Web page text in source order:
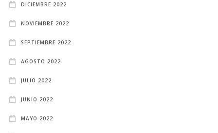
DICIEMBRE 2022
NOVIEMBRE 2022
SEPTIEMBRE 2022
AGOSTO 2022
JULIO 2022
JUNIO 2022
MAYO 2022